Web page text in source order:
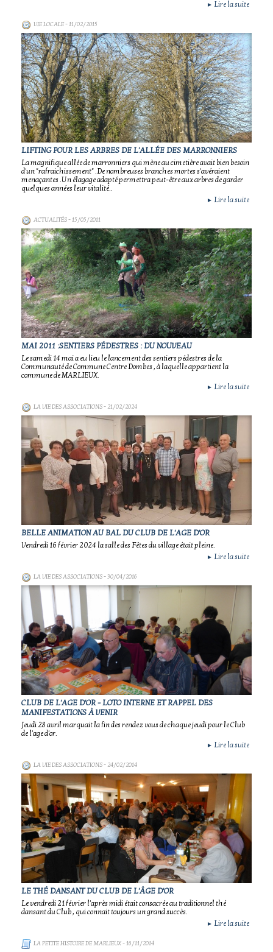
► Lire la suite
VIE LOCALE- 11/02/2015
LIFTING POUR LES ARBRES DE L'ALLÉE DES MARRONNIERS
La magnifique allée de marronniers qui mène au cimetière avait bien besoin
d'un "rafraichissement" .De nombreuses branches mortes s'avéraient
menaçantes .Un élagage adapté permettra peut-être aux arbres de garder
quelques années leur vitalité..
► Lire la suite
ACTUALITÉS- 15/05/2011
MAI 2011 :SENTIERS PÉDESTRES : DU NOUVEAU
Le samedi 14 mai a eu lieu le lancement des sentiers pédestres de la
Communauté de Commune Centre Dombes , à laquelle appartient la
commune de MARLIEUX.
► Lire la suite
LA VIE DES ASSOCIATIONS- 21/02/2024
BELLE ANIMATION AU BAL DU CLUB DE L'AGE D'OR
Vendredi 16 février 2024 la salle des Fêtes du village était pleine.
► Lire la suite
LA VIE DES ASSOCIATIONS- 30/04/2016
CLUB DE L'AGE D'OR - LOTO INTERNE ET RAPPEL DES
MANIFESTATIONS À VENIR
Jeudi 28 avril marquait la fin des rendez vous de chaque jeudi pour le Club
de l'age d'or.
► Lire la suite
LA VIE DES ASSOCIATIONS- 24/02/2014
LE THÉ DANSANT DU CLUB DE L'ÂGE D'OR
Le vendredi 21 février l'après midi était consacrée au traditionnel thé
dansant du Club , qui connait toujours un grand succès.
► Lire la suite
LA PETITE HISTOIRE DE MARLIEUX- 16/11/2014